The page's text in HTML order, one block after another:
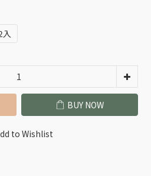
BUY NOW
to Wishlist